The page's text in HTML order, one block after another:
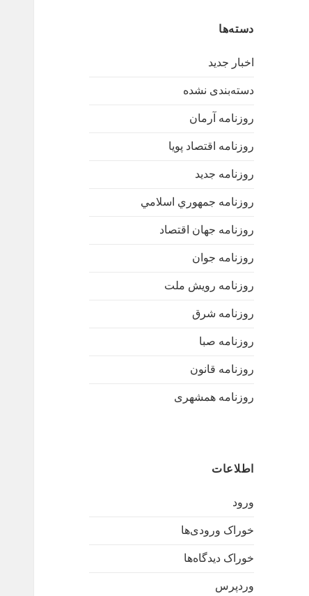
دسته‌ها
اخبار جدید
دسته‌بندی نشده
روزنامه آرمان
روزنامه اقتصاد پویا
روزنامه جدید
روزنامه جمهوري اسلامي
روزنامه جهان اقتصاد
روزنامه جوان
روزنامه رویش ملت
روزنامه شرق
روزنامه صبا
روزنامه قانون
روزنامه همشهری
اطلاعات
ورود
خوراک ورودی‌ها
خوراک دیدگاه‌ها
وردپرس